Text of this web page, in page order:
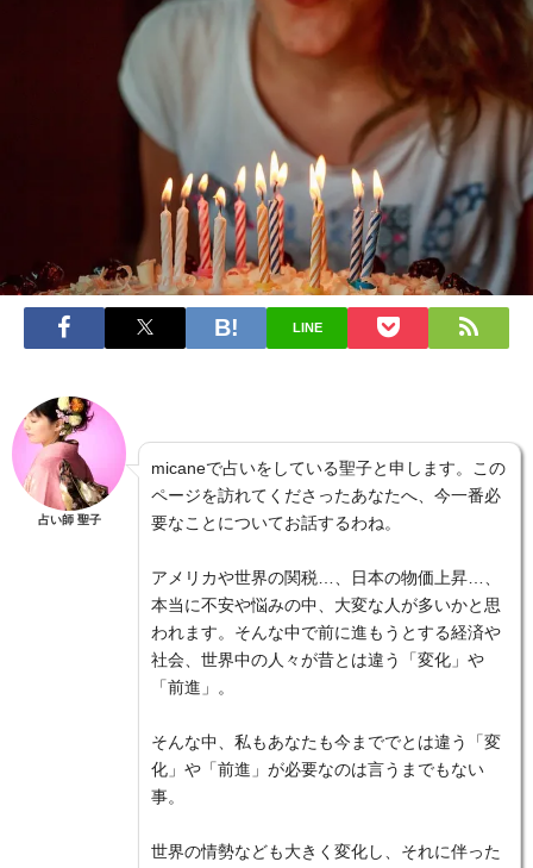
LINE
占い師 聖子
micaneで占いをしている聖子と申します。この
ページを訪れてくださったあなたへ、今一番必
要なことについてお話するわね。
アメリカや世界の関税…、日本の物価上昇…、
本当に不安や悩みの中、大変な人が多いかと思
われます。そんな中で前に進もうとする経済や
社会、世界中の人々が昔とは違う「変化」や
「前進」。
そんな中、私もあなたも今まででとは違う「変
化」や「前進」が必要なのは言うまでもない
事。
世界の情勢なども大きく変化し、それに伴った